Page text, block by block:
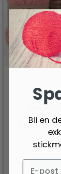
DROPS
Pris från
Se
Bli en